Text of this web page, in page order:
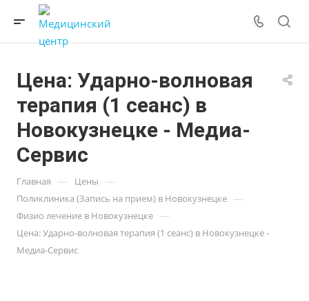
Цена: Ударно-волновая
терапия (1 сеанс) в
Новокузнецке - Медиа-
Сервис
Главная — Цены —
Поликлиника (Запись на прием) в Новокузнецке —
Физио лечение в Новокузнецке —
Цена: Ударно-волновая терапия (1 сеанс) в Новокузнецке -
Медиа-Сервис